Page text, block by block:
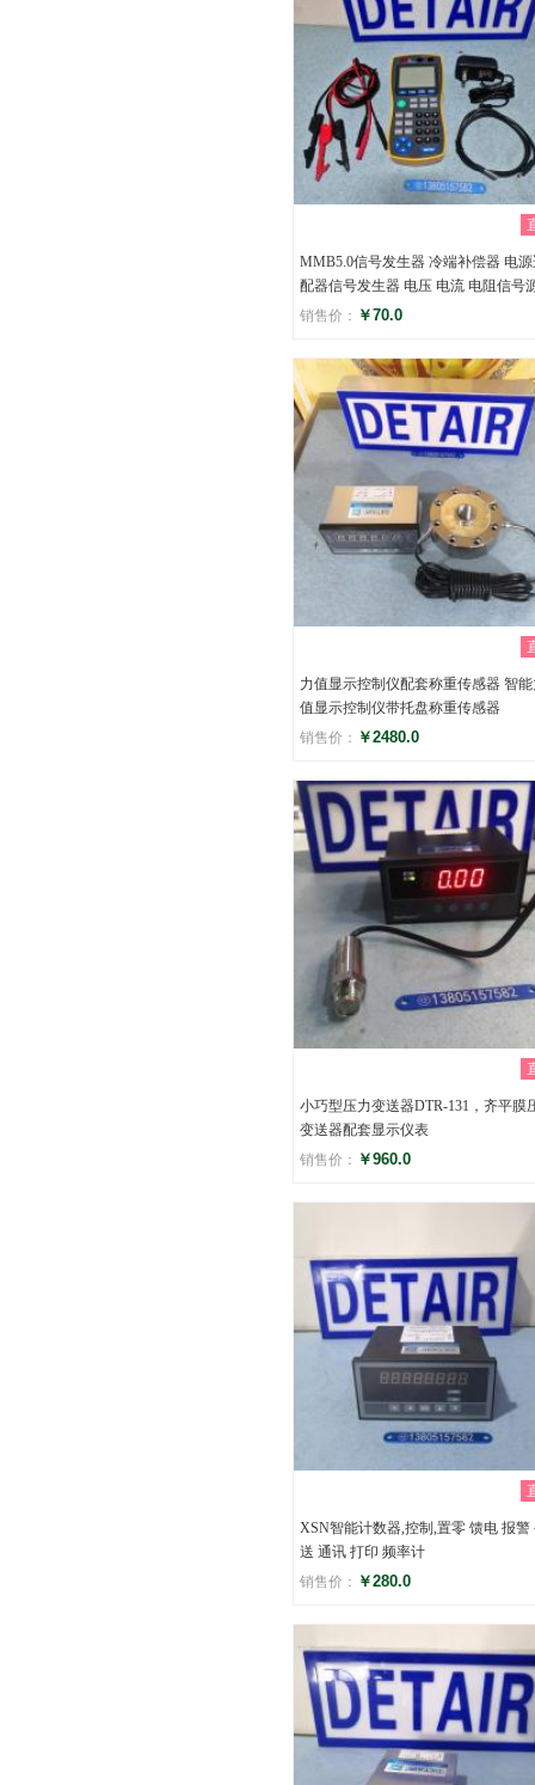
MMB5.0信号发生器 冷端补偿器 电
配器信号发生器 电压 电流 电阻信号
销售价： ￥70.0
评分
()
力值显示控制仪配套称重传感器 智
值显示控制仪带托盘称重传感器
销售价： ￥2480.0
评分
()
小巧型压力变送器DTR-131，齐平膜
变送器配套显示仪表
销售价： ￥960.0
评分
XSN智能计数器,控制,置零 馈电 报警
送 通讯 打印 频率计
销售价： ￥280.0
评分
()